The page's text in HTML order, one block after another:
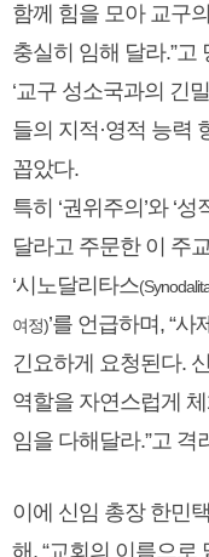
함께 힘을 모아 교구
충실히 임해 달라.”
‘교구 성소국과의 긴
들의 지적·영적 능력
꼽았다.
특히 ‘권위주의’와 ‘
달라고 주문한 이 주
‘시노달리타스
여정)’를 언급하며, “
긴요하게 요청된다.
역할을 자연스럽게
임을 다해달라.”고 격
이에 신임 총장 한민
해, “교회의 이름으로